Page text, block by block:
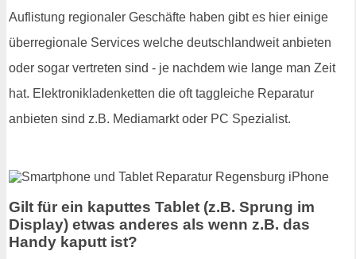
Auflistung regionaler Geschäfte haben gibt es hier einige
überregionale Services welche deutschlandweit anbieten
oder sogar vertreten sind - je nachdem wie lange man Zeit
hat. Elektronikladenketten die oft taggleiche Reparatur
anbieten sind z.B. Mediamarkt oder PC Spezialist.
Gilt für ein kaputtes Tablet (z.B. Sprung im
Display) etwas anderes als wenn z.B. das
Handy kaputt ist?